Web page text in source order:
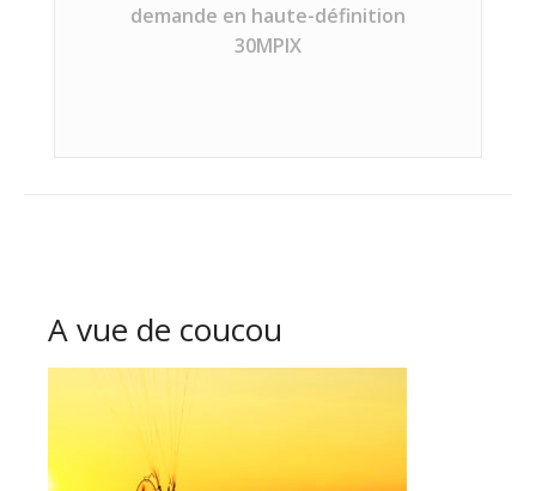
demande en haute-définition
30MPIX
A vue de coucou